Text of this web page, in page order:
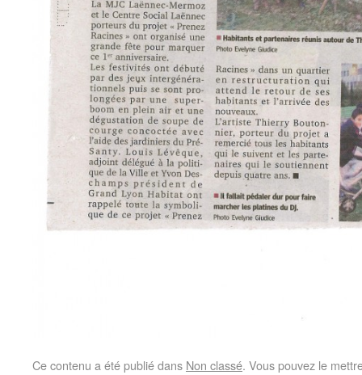
Ce contenu a été publié dans Non classé. Vous pouvez le